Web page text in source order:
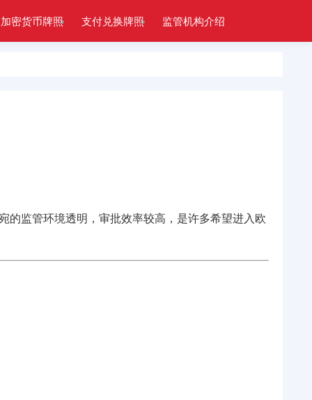
加密货币牌照 支付兑换牌照 监管机构介绍
的监管环境透明，审批效率较高，是许多希望进入欧